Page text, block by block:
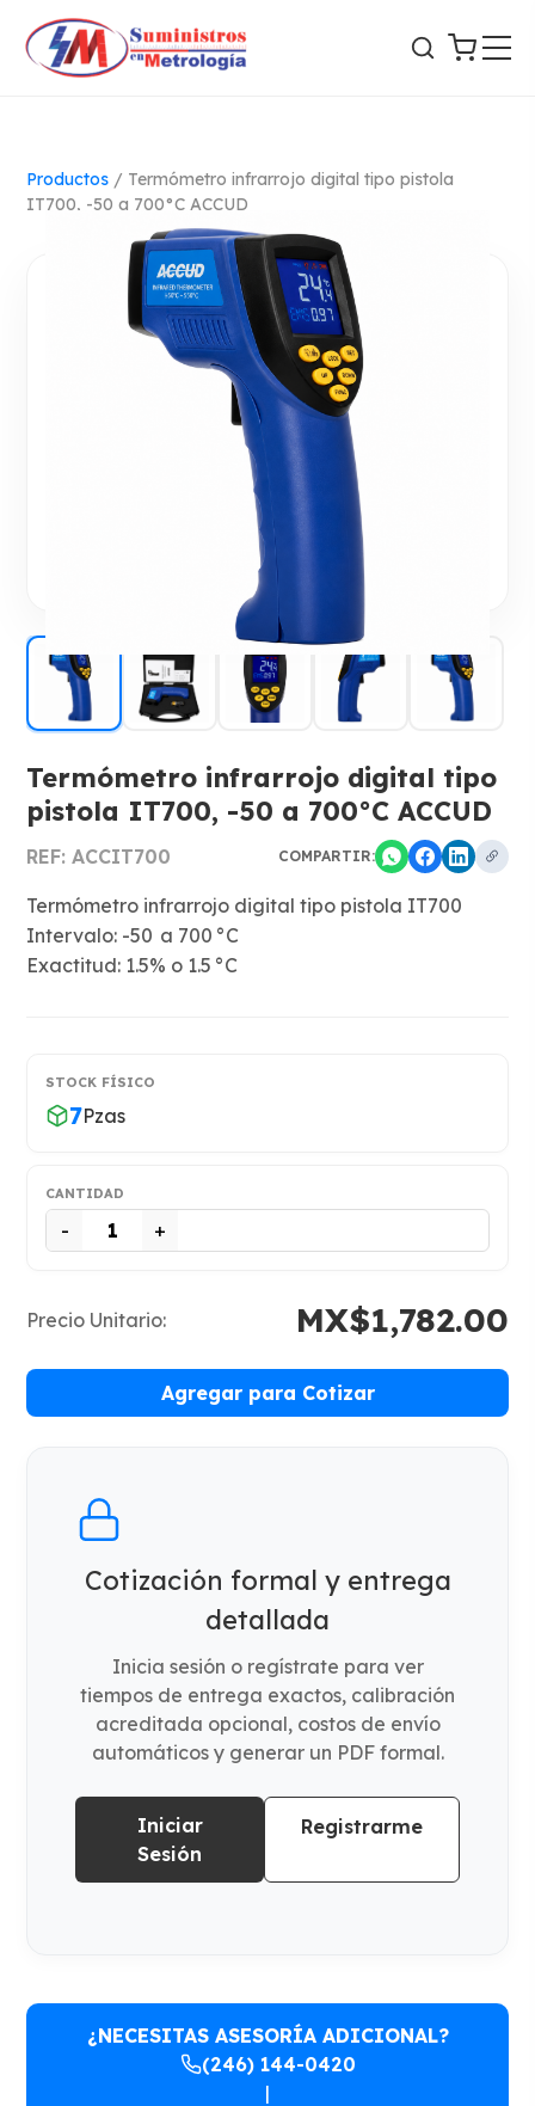
Productos / Termómetro infrarrojo digital tipo pistola
IT700, -50 a 700°C ACCUD
Termómetro infrarrojo digital tipo
pistola IT700, -50 a 700°C ACCUD
REF: ACCIT700 COMPARTIR:
Termómetro infrarrojo digital tipo pistola IT700
Intervalo: -50 a 700 °C
Exactitud: 1.5% o 1.5 °C
STOCK FÍSICO
7Pzas
CANTIDAD
- +
Precio Unitario: MX$1,782.00
Agregar para Cotizar
Cotización formal y entrega
detallada
Inicia sesión o regístrate para ver
tiempos de entrega exactos, calibración
acreditada opcional, costos de envío
automáticos y generar un PDF formal.
Iniciar
Sesión
Registrarme
¿NECESITAS ASESORÍA ADICIONAL?
(246) 144-0420
|